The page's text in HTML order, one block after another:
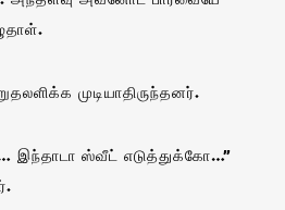
முடியாதிருந்தனர்.
இந்தாடா ஸ்வீட் எடுத்துக்கோ…”